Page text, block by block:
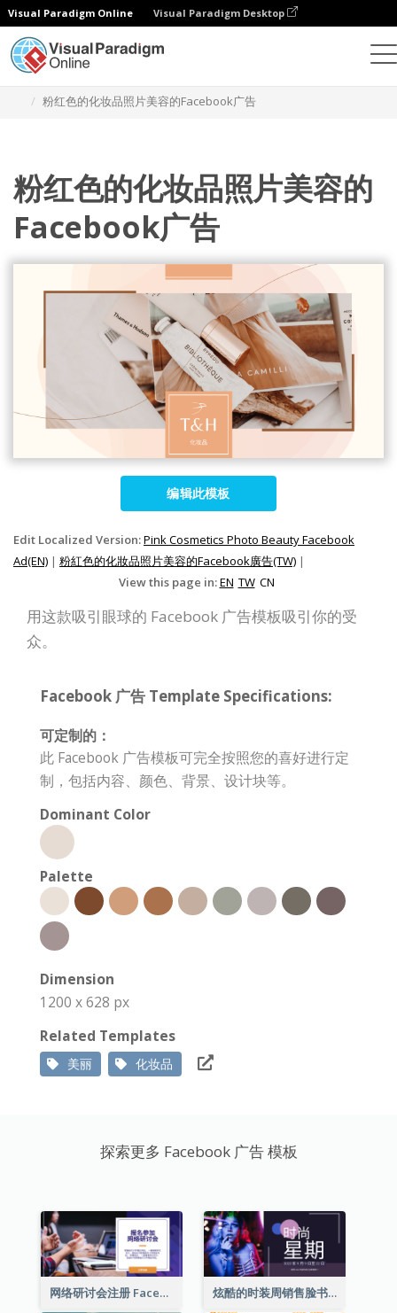
Visual Paradigm Online Visual Paradigm Desktop
粉红色的化妆品照片美容的Facebook广告
粉红色的化妆品照片美容的
Facebook广告
编辑此模板
Edit Localized Version:Pink Cosmetics Photo Beauty Facebook
Ad(EN) | 粉紅色的化妝品照片美容的Facebook廣告(TW) |
View this page in:EN TW CN
用这款吸引眼球的 Facebook 广告模板吸引你的受
众。
Facebook 广告 Template Specifications:
可定制的：
此 Facebook 广告模板可完全按照您的喜好进行定
制，包括内容、颜色、背景、设计块等。
Dominant Color
Palette
Dimension
1200 x 628 px
Related Templates
美丽 化妆品
探索更多 Facebook 广告 模板
网络研讨会注册 Facebook 广告 炫酷的时装周销售脸书广告